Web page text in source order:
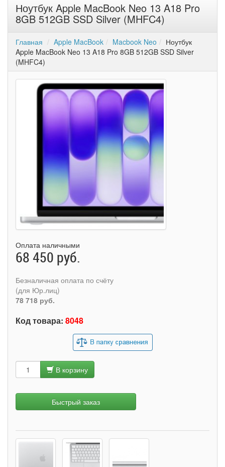
Ноутбук Apple MacBook Neo 13 A18 Pro
8GB 512GB SSD Silver (MHFC4)
Главная Apple MacBook Macbook Neo
Ноутбук
Apple MacBook Neo 13 A18 Pro 8GB 512GB SSD Silver
(MHFC4)
Оплата наличными
68 450 руб.
Безналичная оплата по счёту
(для Юр.лиц)
78 718 руб.
Код товара: 8048
В корзину
Быстрый заказ